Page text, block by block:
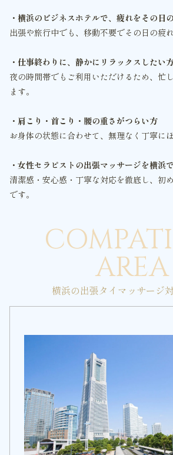
・横浜のビジネスホテルで、疲れをその日
出張や旅行中でも、移動不要でその日の疲
・仕事終わりに、静かにリラックスしたい
夜の時間帯でもご利用いただけるため、忙
ます。
・肩こり・首こり・腰の重さがつらい方
お身体の状態に合わせて、無理なく丁寧に
・女性セラピストの出張マッサージを横浜
清潔感・安心感・丁寧な対応を徹底し、初
です。
AREA
横浜の出張タイマッサージ